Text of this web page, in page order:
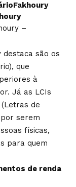
–
destaca são os
que
à
Já as LCIs
de
serem
físicas,
para quem
de renda